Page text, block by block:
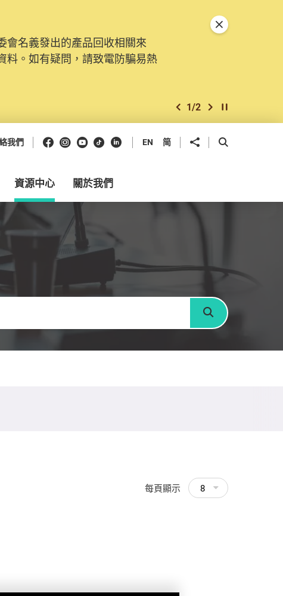
會名義發出的產品回收相關來
料。如有疑問，請致電防騙易熱
上一個
1/2 下一個開始/暫停幻燈
關閉特別通告
我們 Facebook
Instagram
Youtube
抖音領英 EN 简 分享到 開啟搜尋框
資源中心 關於我們
搜尋
每頁顯示 8